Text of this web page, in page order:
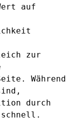
auf
zur
Während
durch